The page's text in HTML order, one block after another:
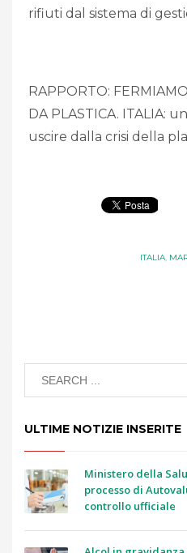
rifiuti dal sistema di
RAPPORTO:
DA PLASTICA. ITALIA:
uscire dalla crisi della
ITALIA,
ULTIME NOTIZIE INSERITE
Ministero della
processo di
controllo ufficiale